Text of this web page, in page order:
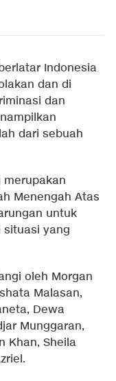
Indonesia
dan di
dan
dari sebuah
merupakan
Menengah Atas
untuk
yang
oleh Morgan
Malasan,
Dewa
Munggaran,
Khan, Sheila